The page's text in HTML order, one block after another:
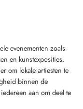
evenementen zoals
en kunstexposities.
om lokale artiesten te
binnen de
aan om deel te